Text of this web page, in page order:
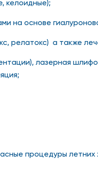
келоидные);
основе
релатокс) а также
лазерная
процедуры летних